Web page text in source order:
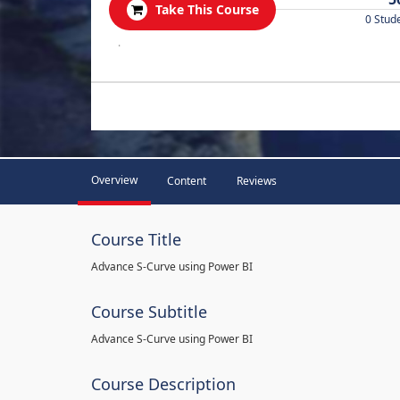
Take This Course
0
.
Overview Content Reviews
Course Title
Advance S-Curve using Power BI
Course Subtitle
Advance S-Curve using Power BI
Course Description